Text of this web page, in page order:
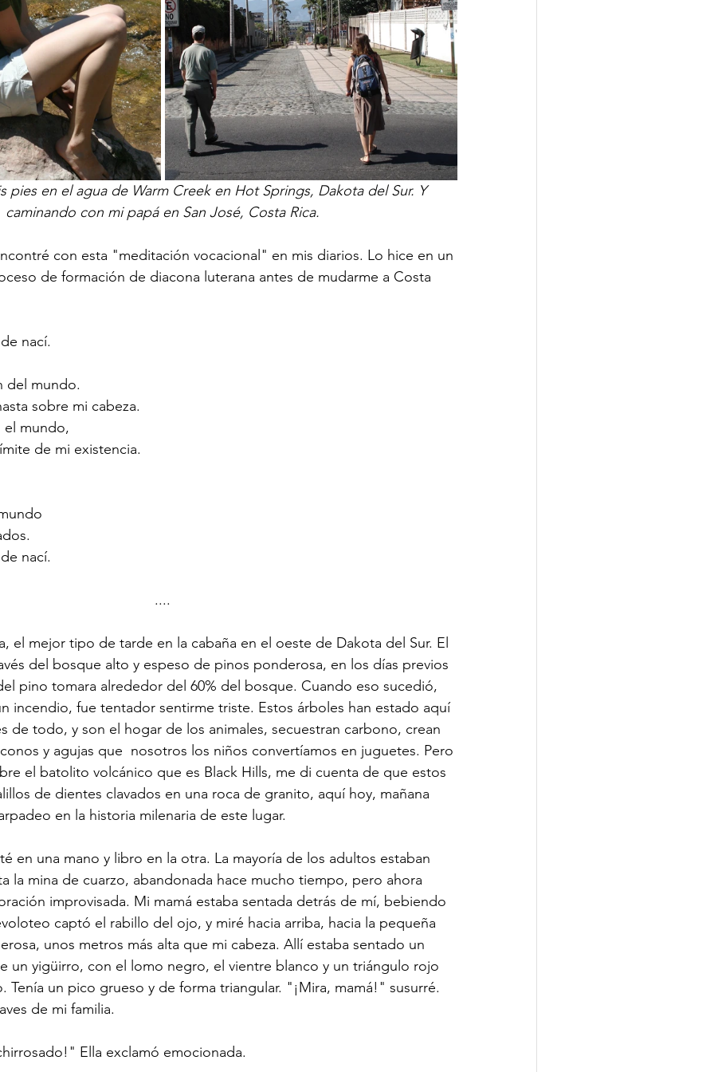
pies en el agua de Warm Creek en Hot Springs, Dakota del Sur. Y
caminando con mi papá en San José, Costa Rica.
con esta "meditación vocacional" en mis diarios. Lo hice en un
de formación de diacona luterana antes de mudarme a Costa
nací.
del mundo.
sobre mi cabeza.
el mundo,
de mi existencia.
nací.
....
el mejor tipo de tarde en la cabaña en el oeste de Dakota del Sur. El
del bosque alto y espeso de pinos ponderosa, en los días previos
pino tomara alrededor del 60% del bosque. Cuando eso sucedió,
incendio, fue tentador sentirme triste. Estos árboles han estado aquí
de todo, y son el hogar de los animales, secuestran carbono, crean
y agujas que  nosotros los niños convertíamos en juguetes. Pero
el batolito volcánico que es Black Hills, me di cuenta de que estos
de dientes clavados en una roca de granito, aquí hoy, mañana
en la historia milenaria de este lugar.
en una mano y libro en la otra. La mayoría de los adultos estaban
la mina de cuarzo, abandonada hace mucho tiempo, pero ahora
improvisada. Mi mamá estaba sentada detrás de mí, bebiendo
captó el rabillo del ojo, y miré hacia arriba, hacia la pequeña
unos metros más alta que mi cabeza. Allí estaba sentado un
un yigüirro, con el lomo negro, el vientre blanco y un triángulo rojo
Tenía un pico grueso y de forma triangular. "¡Mira, mamá!" susurré.
de mi familia.
Ella exclamó emocionada.